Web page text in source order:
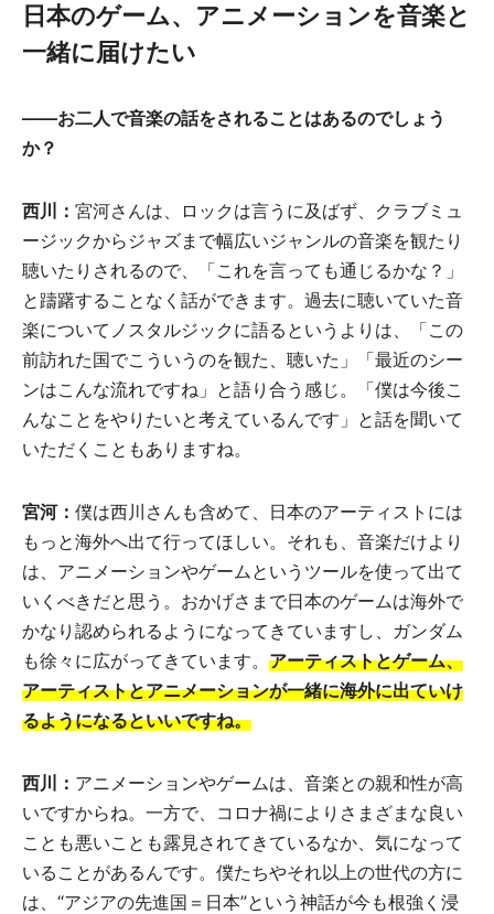
日本のゲーム、アニメーションを音楽と
一緒に届けたい
――お二人で音楽の話をされることはあるのでしょう
か？
西川： 宮河さんは、ロックは言うに及ばず、クラブミュ
ージックからジャズまで幅広いジャンルの音楽を観たり
聴いたりされるので、「これを言っても通じるかな？」
と躊躇することなく話ができます。過去に聴いていた音
楽についてノスタルジックに語るというよりは、「この
前訪れた国でこういうのを観た、聴いた」「最近のシー
ンはこんな流れですね」と語り合う感じ。「僕は今後こ
んなことをやりたいと考えているんです」と話を聞いて
いただくこともありますね。
宮河： 僕は西川さんも含めて、日本のアーティストには
もっと海外へ出て行ってほしい。それも、音楽だけより
は、アニメーションやゲームというツールを使って出て
いくべきだと思う。おかげさまで日本のゲームは海外で
かなり認められるようになってきていますし、ガンダム
も徐々に広がってきています。 アーティストとゲーム、
アーティストとアニメーションが一緒に海外に出ていけ
るようになるといいですね。
西川： アニメーションやゲームは、音楽との親和性が高
いですからね。一方で、コロナ禍によりさまざまな良い
ことも悪いことも露見されてきているなか、気になって
いることがあるんです。僕たちやそれ以上の世代の方に
は、“アジアの先進国＝日本”という神話が今も根強く浸